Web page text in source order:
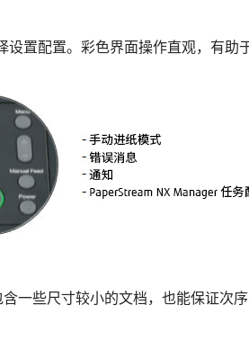
置配置。彩色界面操作直观，有助
一些尺寸较小的文档，也能保证次